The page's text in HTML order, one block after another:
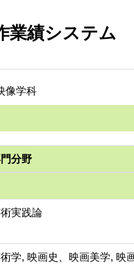
業績システム
像学科
分野
実践論
学, 映画史、映画美学, 映